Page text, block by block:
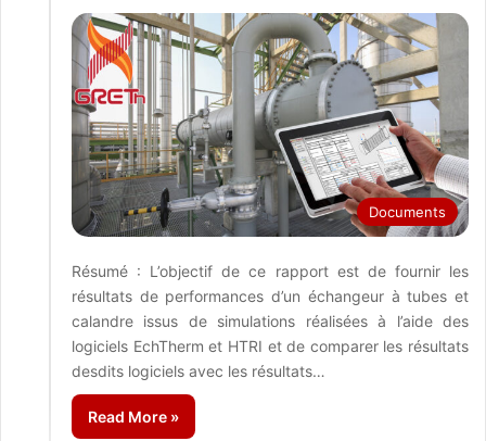
Documents
Résumé : L’objectif de ce rapport est de fournir les
résultats de performances d’un échangeur à tubes et
calandre issus de simulations réalisées à l’aide des
logiciels EchTherm et HTRI et de comparer les résultats
desdits logiciels avec les résultats…
Read More »